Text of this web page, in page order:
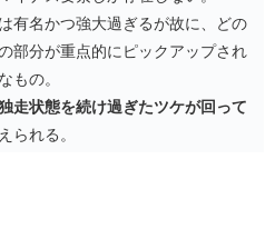
有名かつ強大過ぎるが故に、どの
部分が重点的にピックアップされ
もの。
走状態を続け過ぎたツケが回って
られる。